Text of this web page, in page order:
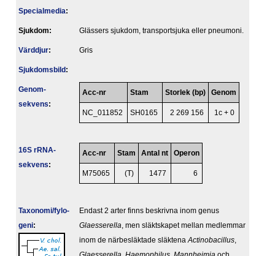
Specialmedia:
Sjukdom: Glässers sjukdom, transportsjuka eller pneumoni.
Värddjur: Gris
Sjukdomsbild :
Genom­
sekvens:
Acc-nr Stam Storlek (bp) Genom
NC_011852 SH0165 2 269 156 1c + 0
16S rRNA-
sekvens:
Acc-nr Stam Antal nt Operon
M75065 (T) 1477 6
Taxonomi/fylo­
geni:
Endast 2 arter finns beskrivna inom genus
Glaesserella , men släktskapet mellan medlemmar
inom de närbesläktade släktena Actinobacillus